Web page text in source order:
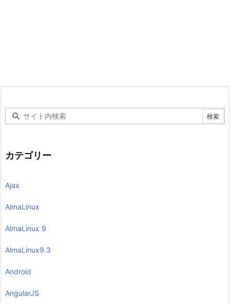
カテゴリー
Ajax
AlmaLinux
AlmaLinux 9
AlmaLinux9.3
Android
AngularJS